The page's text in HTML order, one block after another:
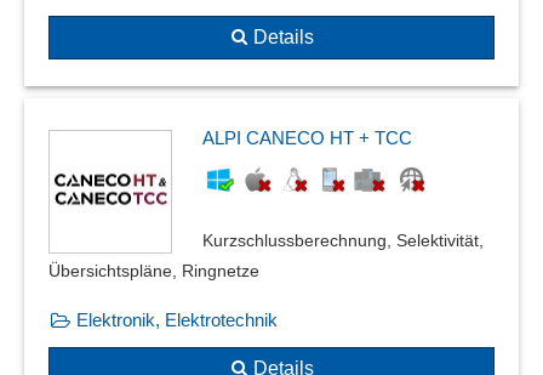
Details
ALPI CANECO HT + TCC
Kurzschlussberechnung, Selektivität,
Übersichtspläne, Ringnetze
Elektronik, Elektrotechnik
Details